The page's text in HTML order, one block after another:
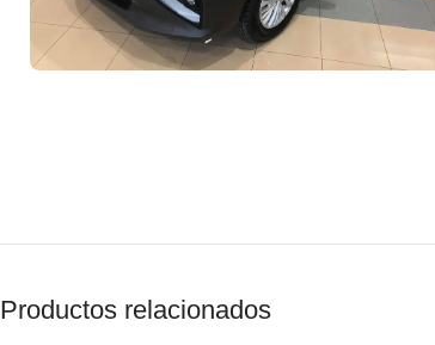
Productos relacionados